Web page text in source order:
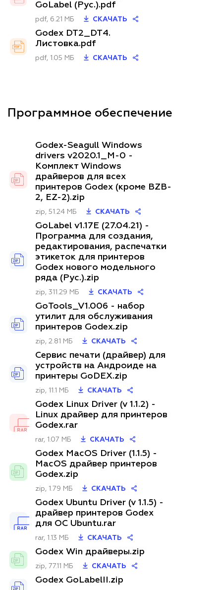
GoLabel (Рус.).pdf
pdf, 6.21 МБ СКАЧАТЬ
Godex DT2_DT4.
Листовка.pdf
pdf, 1.05 МБ СКАЧАТЬ
Программное обеспечение
Godex-Seagull Windows
drivers v2020.1_M-0 -
Комплект Windows
драйверов для всех
принтеров Godex (кроме BZB-
2, EZ-2).zip
zip, 51.24 МБ СКАЧАТЬ
GoLabel v1.17E (27.04.21) -
Программа для создания,
редактирования, распечатки
этикеток для принтеров
Godex нового модельного
ряда (Рус.).zip
zip, 311.29 МБ СКАЧАТЬ
GoTools_V1.006 - набор
утилит для обслуживания
принтеров Godex.zip
zip, 2.81 МБ СКАЧАТЬ
Сервис печати (драйвер) для
устройств на Андроиде на
принтеры GoDEX.zip
zip, 11.1 МБ СКАЧАТЬ
Godex Linux Driver (v 1.1.2) -
Linux драйвер для принтеров
Godex.rar
rar, 1.07 МБ СКАЧАТЬ
Godex MacOS Driver (1.1.5) -
MacOS драйвер принтеров
Godex.zip
zip, 1.79 МБ СКАЧАТЬ
Godex Ubuntu Driver (v 1.1.5) -
драйвер принтеров Godex
для ОС Ubuntu.rar
rar, 1.13 МБ СКАЧАТЬ
Godex Win драйверы.zip
zip, 77.11 МБ СКАЧАТЬ
Godex GoLabelII.zip